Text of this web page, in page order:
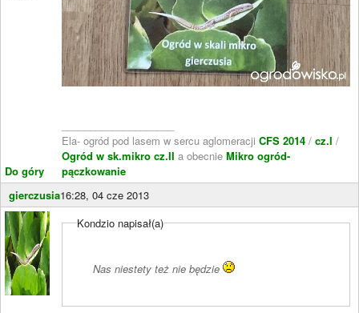
Do góry
Ela- ogród pod lasem w sercu aglomeracji CFS 2014 / cz.I /
Ogród w sk.mikro cz.II a obecnie Mikro ogród-
pączkowanie
gierczusia16:28, 04 cze 2013
Kondzio napisał(a)
Nas niestety też nie będzie